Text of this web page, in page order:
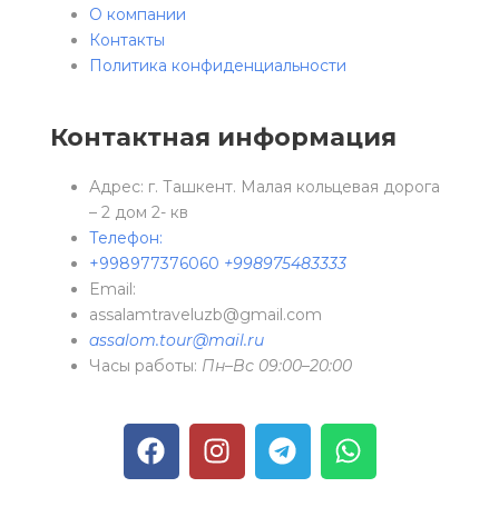
О компании
Контакты
Политика конфиденциальности
Контактная информация
Адрес: г. Ташкент. Малая кольцевая дорога
– 2 дом 2- кв
Телефон:
+998977376060 +998975483333
Email:
assalamtraveluzb@gmail.com
assalom.tour@mail.ru
Часы работы: Пн–Вс 09:00–20:00